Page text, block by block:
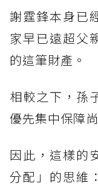
謝霆鋒本身已
家早已遠超父
的這筆財產。
相較之下，孫
優先集中保障
因此，這樣的
分配」的思維